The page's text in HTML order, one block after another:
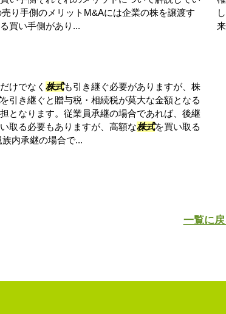
り手側のメリットM&Aには企業の株を譲渡す
買い手側があり...
けでなく 株式も引き継ぐ必要がありますが、株
を引き継ぐと贈与税・相続税が莫大な金額となる
となります。従業員承継の場合であれば、後継
取る必要もありますが、高額な株式を買い取る
内承継の場合で...
一覧に